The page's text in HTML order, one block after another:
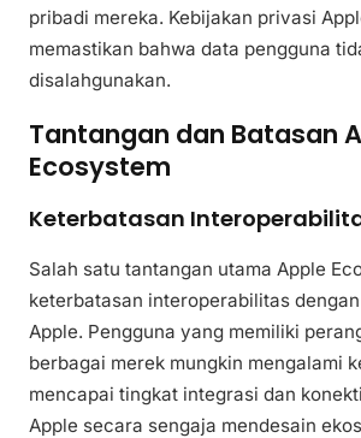
pribadi mereka. Kebijakan privasi
memastikan bahwa data pengguna
disalahgunakan.
Tantangan dan Batasan
Ecosystem
Keterbatasan
Salah satu tantangan utama Apple
keterbatasan interoperabilitas
Apple. Pengguna yang memiliki
berbagai merek mungkin mengalami
mencapai tingkat integrasi dan
Apple secara sengaja mendesain